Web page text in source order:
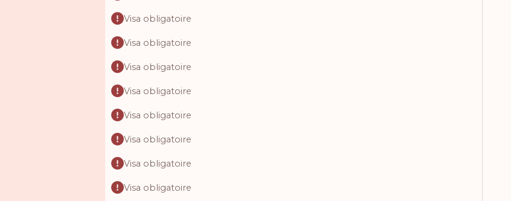
Visa obligatoire
Visa obligatoire
Visa obligatoire
Visa obligatoire
Visa obligatoire
Visa obligatoire
Visa obligatoire
Visa obligatoire